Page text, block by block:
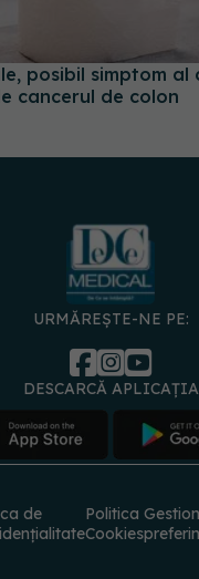
URMĂREȘTE-NE PE:
DESCARCĂ APLICAȚIA
de
Cookies
ELECTRONIC S.R.L.